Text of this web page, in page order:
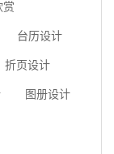
赏
台历设计
折页设计
图册设计